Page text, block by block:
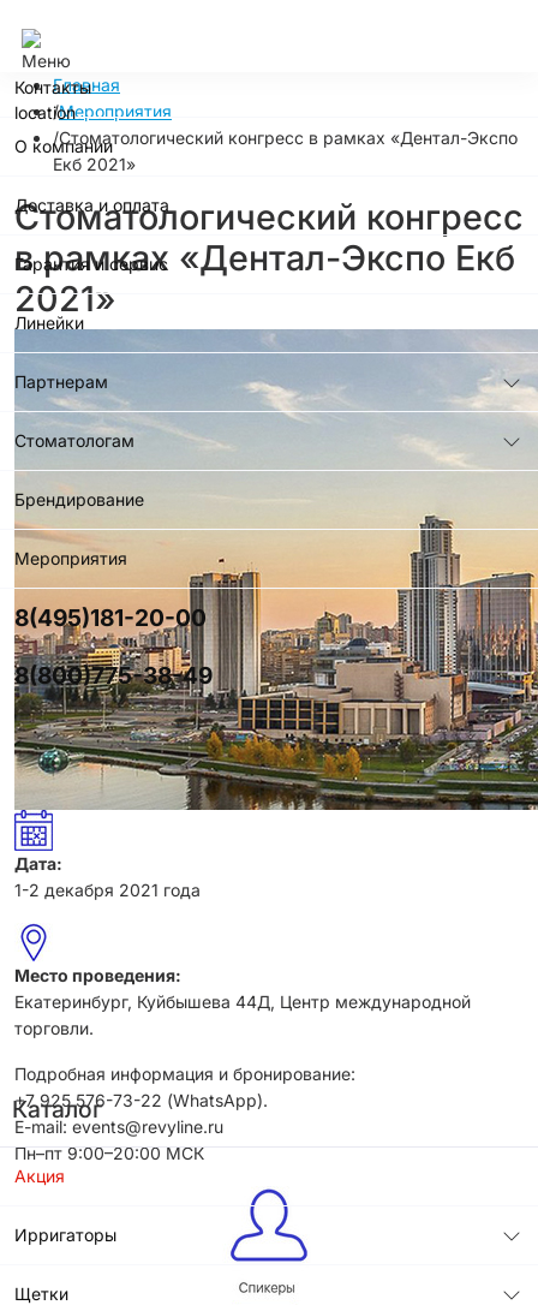
Контакты
О компании
Доставка и оплата
Гарантия и сервис
Линейки
Партнерам
Стоматологам
Брендирование
Мероприятия
8(495)181-20-00
8(800)775-38-49
Каталог
Акция
Ирригаторы
Щетки
Главная
Мероприятия
Стоматологический конгресс в рамках «Дентал-Экспо
Екб 2021»
Стоматологический конгресс
в рамках «Дентал-Экспо Екб
2021»
Дата:
1-2 декабря 2021 года
Место проведения:
Екатеринбург, Куйбышева 44Д, Центр международной
торговли.
Подробная информация и бронирование:
+7 925 576-73-22 (WhatsApp).
E-mail: events@revyline.ru
Пн–пт 9:00–20:00 МСК